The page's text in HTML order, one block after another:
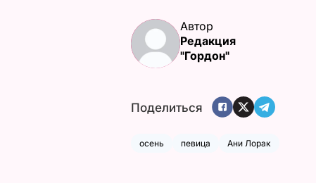
Автор
Редакция
"Гордон"
Поделиться
осень певица Ани Лорак